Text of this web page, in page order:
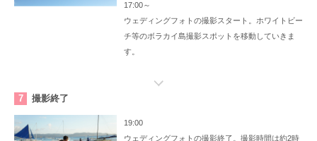
17:00～
ウェディングフォトの撮影スタート。ホワイトビー
チ等のボラカイ島撮影スポットを移動していきま
す。
7 撮影終了
19:00
ウェディングフォトの撮影終了。撮影時間は約2時